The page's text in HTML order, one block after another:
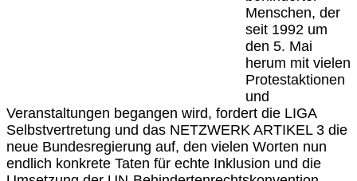
Menschen, der
seit 1992 um
den 5. Mai
herum mit vielen
Protestaktionen
und
Veranstaltungen begangen wird, fordert die LIGA
Selbstvertretung und das NETZWERK ARTIKEL 3 die
neue Bundesregierung auf, den vielen Worten nun
endlich konkrete Taten für echte Inklusion und die